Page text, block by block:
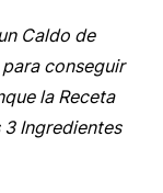
Caldo de
conseguir
la Receta
Ingredientes